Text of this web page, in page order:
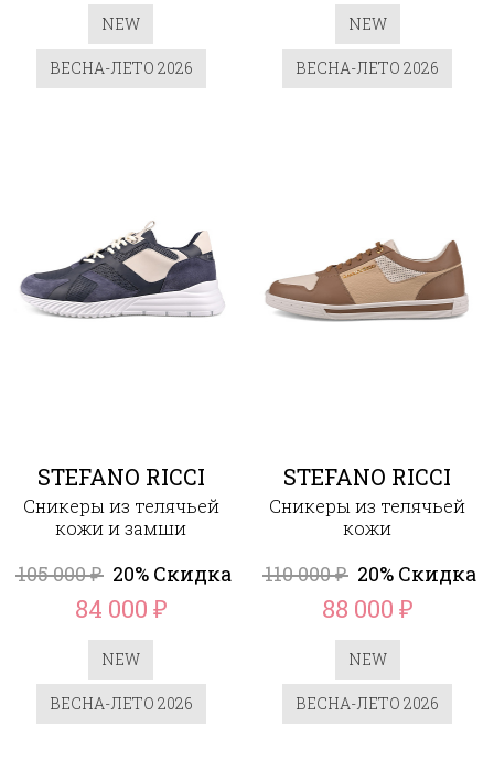
NEW
ВЕСНА-ЛЕТО 2026
NEW
ВЕСНА-ЛЕТО 2026
STEFANO RICCI
Сникеры из телячьей
кожи и замши
105 000₽ 20% Скидка
84 000 ₽
NEW
ВЕСНА-ЛЕТО 2026
STEFANO RICCI
Сникеры из телячьей
кожи
110 000₽ 20% Скидка
88 000 ₽
NEW
ВЕСНА-ЛЕТО 2026